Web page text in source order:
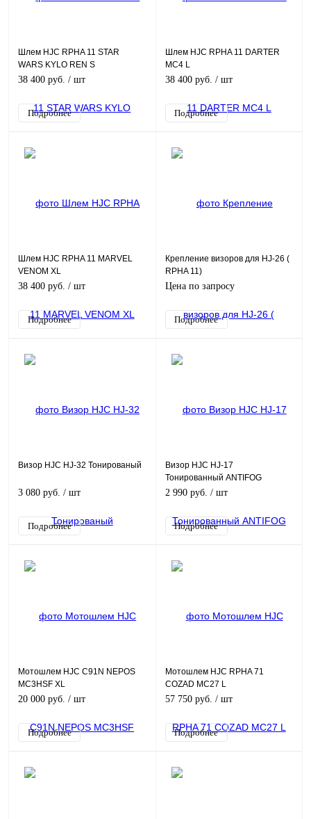
Шлем HJC RPHA 11 STAR
WARS KYLO REN S
38 400 руб. / шт
Подробнее
Шлем HJC RPHA 11 DARTER
MC4 L
38 400 руб. / шт
Подробнее
Шлем HJC RPHA 11 MARVEL
VENOM XL
38 400 руб. / шт
Подробнее
Крепление визоров для HJ-26 (
RPHA 11)
Цена по запросу
Подробнее
Визор HJC HJ-32 Тонированый
3 080 руб. / шт
Подробнее
Визор HJC HJ-17
Тонированный ANTIFOG
2 990 руб. / шт
Подробнее
Мотошлем HJC C91N NEPOS
MC3HSF XL
20 000 руб. / шт
Подробнее
Мотошлем HJC RPHA 71
COZAD MC27 L
57 750 руб. / шт
Подробнее